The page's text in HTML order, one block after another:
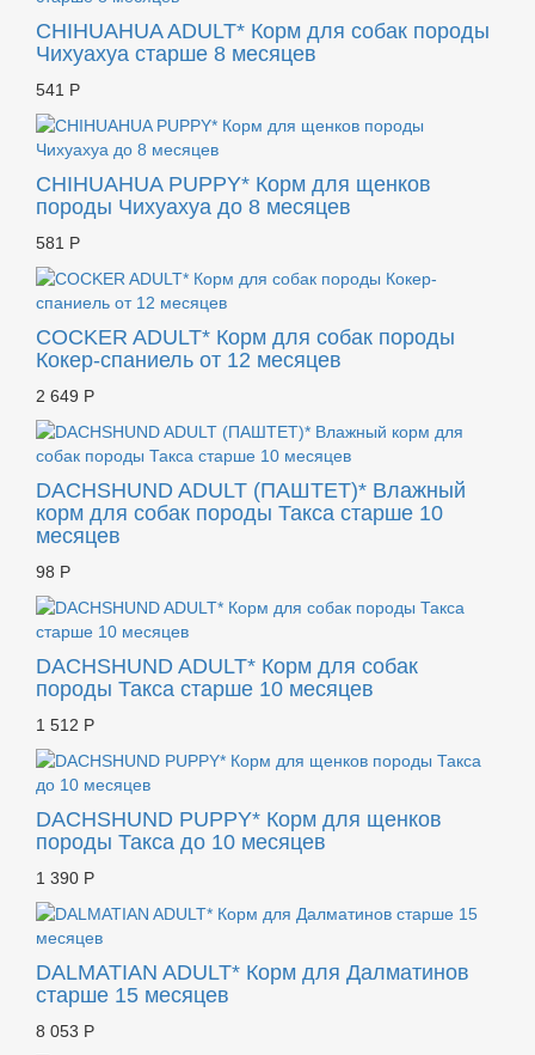
CHIHUAHUA ADULT* Корм для собак породы
Чихуахуа старше 8 месяцев
541 Р
CHIHUAHUA PUPPY* Корм для щенков
породы Чихуахуа до 8 месяцев
581 Р
COCKER ADULT* Корм для собак породы
Кокер-спаниель от 12 месяцев
2 649 Р
DACHSHUND ADULT (ПАШТЕТ)* Влажный
корм для собак породы Такса старше 10
месяцев
98 Р
DACHSHUND ADULT* Корм для собак
породы Такса старше 10 месяцев
1 512 Р
DACHSHUND PUPPY* Корм для щенков
породы Такса до 10 месяцев
1 390 Р
DALMATIAN ADULT* Корм для Далматинов
старше 15 месяцев
8 053 Р